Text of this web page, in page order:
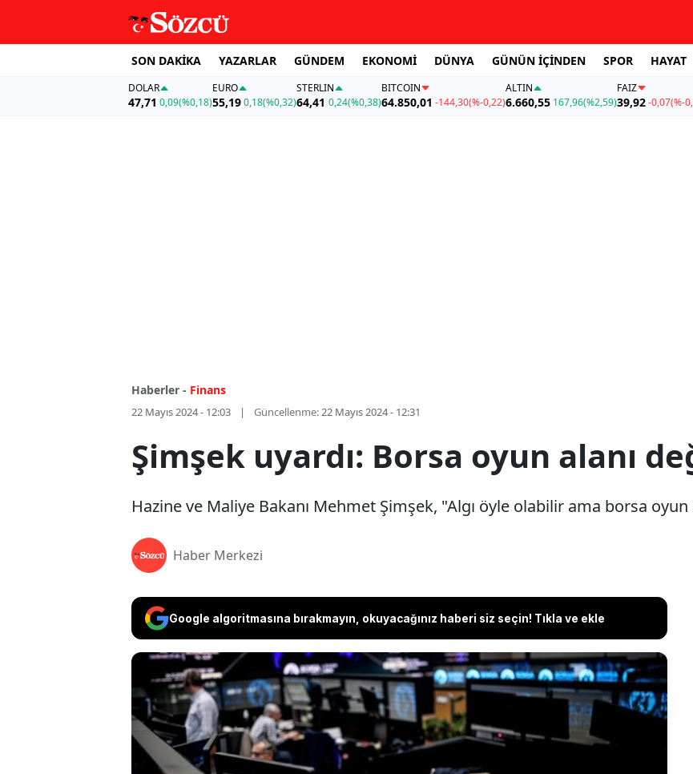
SON DAKİKA YAZARLAR GÜNDEM EKONOMİ DÜNYA GÜNÜN İÇİNDEN SPOR HAYAT
DOLAR
47,71 0,09(%0,18)
EURO
55,19 0,18(%0,32)
STERLIN
64,41 0,24(%0,38)
BITCOIN
64.850,01 -144,30(%-0,22)
ALTIN
6.660,55 167,96(%2,59)
FAİZ
39,92-0,07(%-
Haberler - Finans
22 Mayıs 2024 - 12:03 Güncellenme:22 Mayıs 2024 - 12:31
Şimşek uyardı: Borsa oyun alanı
Hazine ve Maliye Bakanı Mehmet Şimşek, "Algı öyle olabilir ama borsa oyun
Haber Merkezi
Google algoritmasına bırakmayın, okuyacağınız haberi siz seçin! Tıkla ve ekle